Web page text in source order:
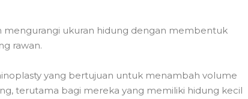
mengurangi ukuran hidung dengan membentuk
rawan.
yang bertujuan untuk menambah volume
terutama bagi mereka yang memiliki hidung kecil